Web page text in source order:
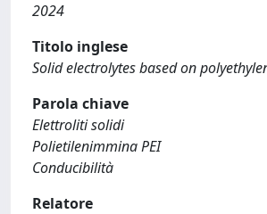
2024
Titolo inglese
Solid electrolytes based on
Parola chiave
Elettroliti solidi
Polietilenimmina PEI
Conducibilità
Relatore